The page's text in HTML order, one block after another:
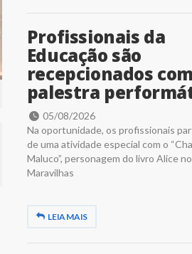
Profissionais da
Educação são
recepcionados com
palestra
05/08/2026
Na oportunidade, os profissionais
de uma atividade especial com o
Maluco”, personagem do livro Alice
Maravilhas
LEIA MAIS